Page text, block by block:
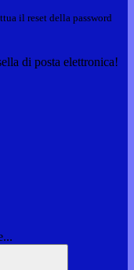
il reset della password
di posta elettronica!